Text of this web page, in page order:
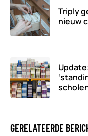
Triply
nieuw
GERELATEERDE